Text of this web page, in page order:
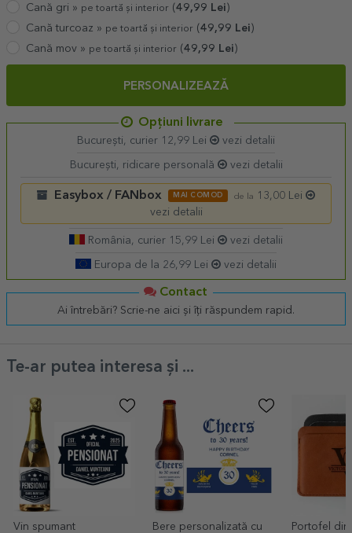
Cană gri » pe toartă și interior (49,99 Lei )
Cană turcoaz » pe toartă și interior (49,99 Lei)
Cană mov » pe toartă și interior (49,99 Lei)
PERSONALIZEAZĂ
Opțiuni livrare
București, curier 12,99 Lei vezi detalii
București, ridicare personală vezi detalii
Easybox / FANbox MAI COMOD de la
13,00 Lei
vezi detalii
România, curier 15,99 Lei vezi detalii
Europa de la 26,99 Lei vezi detalii
Contact
Ai întrebări? Scrie-ne aici și îți răspundem rapid.
Te-ar putea interesa și ...
Vin spumant
Bere personalizată cu
Portofel